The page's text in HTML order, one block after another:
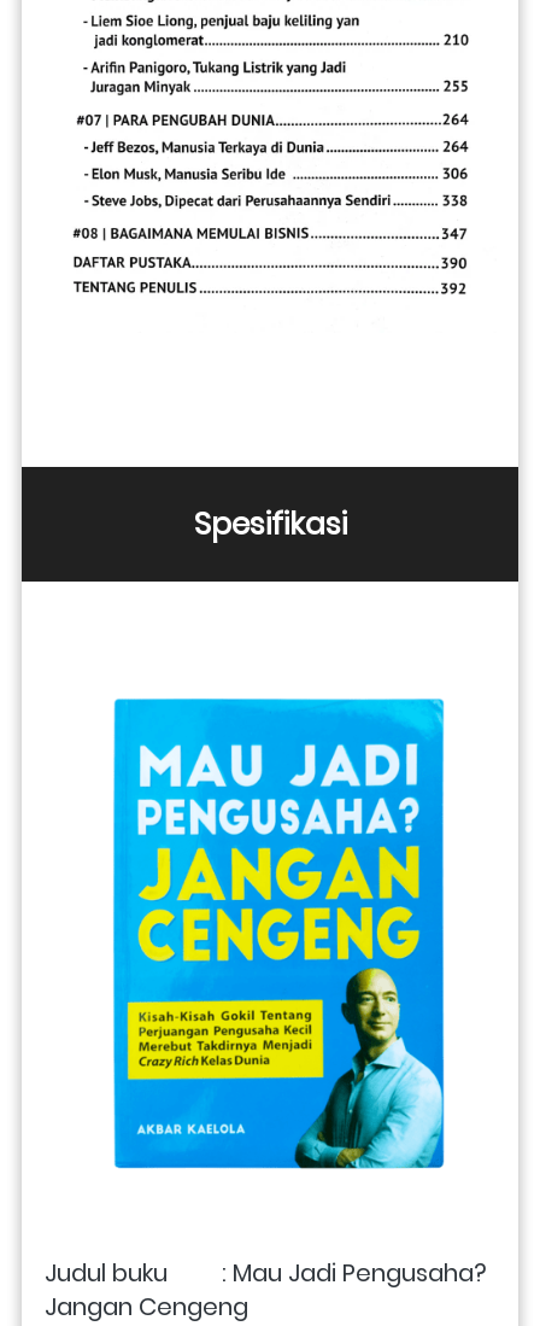
Spesifikasi
Judul buku         : Mau Jadi Pengusaha?
Jangan Cengeng